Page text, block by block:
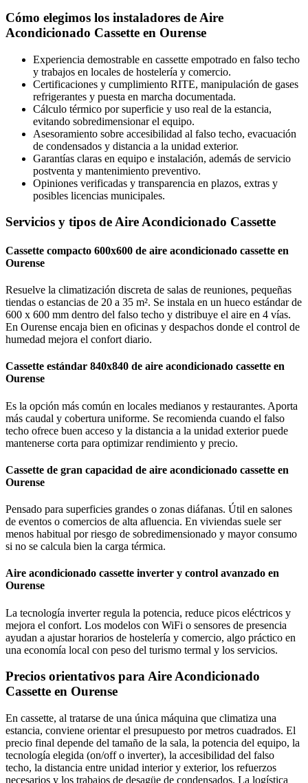
Cómo elegimos los instaladores de Aire
Acondicionado Cassette en Ourense
Experiencia demostrable en cassette empotrado en falso techo
y trabajos en locales de hostelería y comercio.
Certificaciones y cumplimiento RITE, manipulación de gases
refrigerantes y puesta en marcha documentada.
Cálculo térmico por superficie y uso real de la estancia,
evitando sobredimensionar el equipo.
Asesoramiento sobre accesibilidad al falso techo, evacuación
de condensados y distancia a la unidad exterior.
Garantías claras en equipo e instalación, además de servicio
postventa y mantenimiento preventivo.
Opiniones verificadas y transparencia en plazos, extras y
posibles licencias municipales.
Servicios y tipos de Aire Acondicionado Cassette
Cassette compacto 600x600 de aire acondicionado cassette en
Ourense
Resuelve la climatización discreta de salas de reuniones, pequeñas
tiendas o estancias de 20 a 35 m². Se instala en un hueco estándar de
600 x 600 mm dentro del falso techo y distribuye el aire en 4 vías.
En Ourense encaja bien en oficinas y despachos donde el control de
humedad mejora el confort diario.
Cassette estándar 840x840 de aire acondicionado cassette en
Ourense
Es la opción más común en locales medianos y restaurantes. Aporta
más caudal y cobertura uniforme. Se recomienda cuando el falso
techo ofrece buen acceso y la distancia a la unidad exterior puede
mantenerse corta para optimizar rendimiento y precio.
Cassette de gran capacidad de aire acondicionado cassette en
Ourense
Pensado para superficies grandes o zonas diáfanas. Útil en salones
de eventos o comercios de alta afluencia. En viviendas suele ser
menos habitual por riesgo de sobredimensionado y mayor consumo
si no se calcula bien la carga térmica.
Aire acondicionado cassette inverter y control avanzado en
Ourense
La tecnología inverter regula la potencia, reduce picos eléctricos y
mejora el confort. Los modelos con WiFi o sensores de presencia
ayudan a ajustar horarios de hostelería y comercio, algo práctico en
una economía local con peso del turismo termal y los servicios.
Precios orientativos para Aire Acondicionado
Cassette en Ourense
En cassette, al tratarse de una única máquina que climatiza una
estancia, conviene orientar el presupuesto por metros cuadrados. El
precio final depende del tamaño de la sala, la potencia del equipo, la
tecnología elegida (on/off o inverter), la accesibilidad del falso
techo, la distancia entre unidad interior y exterior, los refuerzos
necesarios y los trabajos de desagüe de condensados. La logística